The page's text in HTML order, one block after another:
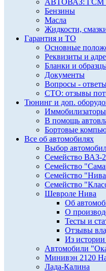
АВТОВАЗ: ГСМ
Бензины
Масла
Жидкости,
Гарантия и ТО
Основные
Реквизиты и
Бланки и
Документы
Вопросы -
СТО: отзывы
Тюнинг и доп.
Иммобилизаторы
В помощь
Бортовые
Все об автомобилях
Выбор
Семейство ВАЗ-
Семейство
Семейство
Семейство
Шевроле Нива
Об
О
Тесты и
Отзывы
Из истории
Автомобили
Минивэн 2120
Лада-Калина